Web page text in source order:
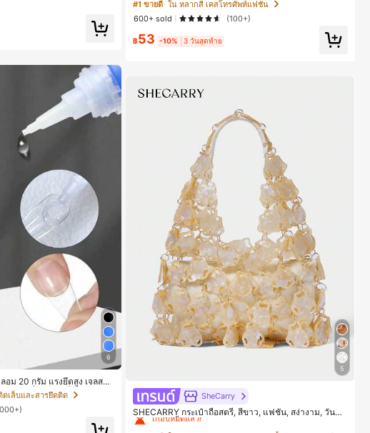
6
ม 20 กรัม แรงยึดสูง เจลสติก
ำหรับผู้เริ่มต้นทำเล็บ ติดทนนา
ดเล็บและสารยึดติด
ax, 14 Pro Max, เคสโทรศัพท์สไตล์เกาหลีและน่าสนใจ, เข้
ากันได้กับ 11/12/13/14/15/16 Pro Max Plus, ดีไซน์หรูหรา
เหมาะสำหรับทั้งชายและหญิง, ของขวัญในอุดมคติสำหรับค
ริสต์มาส, วันวาเลนไทน์, อีสเตอร์, ฤดูแต่งงานและวันเกิดสำ
#1 ขายดี ใน หลากสี เคสโทรศัพท์แฟชั่น
600+ sold
(100+)
฿53 -10% 3 วันสุดท้าย
5
SheCarry
SHECARRY กระเป๋าถือสตรี, สีขาว, แฟชั่น, สง่างาม, วันหยุ
ด, งานปาร์ตี้
#1 ขายดี
เกือบหมดแล้ว!
#1 ขายดี
#1 ขายดี